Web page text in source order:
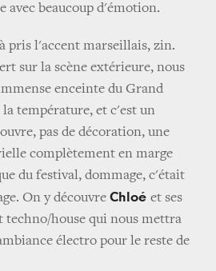
avec beaucoup d'émotion.
pris l'accent marseillais, zin.
sur la scène extérieure, nous
enceinte du Grand
température, et c'est un
pas de décoration, une
complètement en marge
du festival, dommage, c'était
On y découvre Chloé et ses
techno/house qui nous mettra
électro pour le reste de